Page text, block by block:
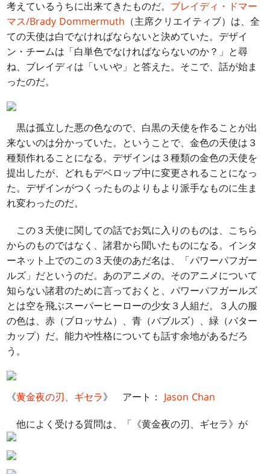
考えているうちに出来てきたものだ。 ブレイディ・ドマー
マス/Brady Dommermuth （主席クリエイティブ）は、全
ての天使は白でなければならないと決めていた。デザイ
ン・チームは「白単色でなければならないのか？」と尋
ね、ブレイディは「いいや」と答えた。そこで、話が始ま
ったのだ。
黒は孤立した悪の色なので、白黒の天使を作ることが出
来ないのは分かっていた。ということで、金色の天使は３
種類作れることになる。デザインは３種類の金色の天使を
提出したが、どれもデベロップ中に変更されることになっ
た。デザインがつくったものよりもより派手なものに生ま
れ変わったのだ。
この３天使に関しての話でお気に入りのものは、こちら
からのものではなく、諸君から聞いたものになる。インタ
ーネット上でのこの３天使のあだ名は、「パワーパフガー
ルズ」だというのだ。あのアニメの。そのアニメについて
知らない諸君のために言っておくと、パワーパフガールズ
とは空を飛ぶスーパーヒーローの少女３人組だ。３人の服
の色は、赤（ブロッサム）、青（バブルズ）、緑（バター
カップ）だ。能力や性格についても話す余地があるだろ
う。
《黄金夜の刃、ギセラ》 アート： Jason Chan
他によく受ける質問は、「《黄金夜の刃、ギセラ》が